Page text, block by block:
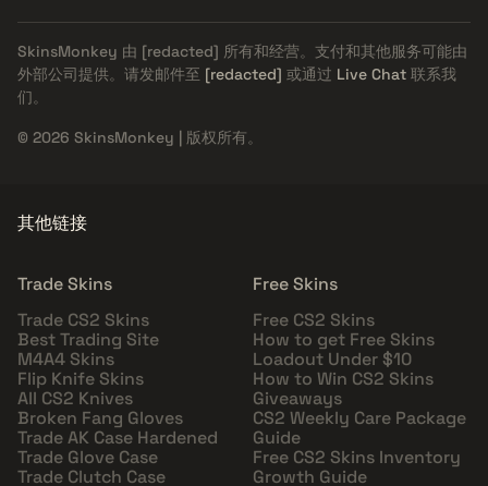
SkinsMonkey 由 [redacted] 所有和经营。支付和其他服务可能由
外部公司提供。请发邮件至 [redacted] 或通过 Live Chat 联系我
们。
© 2026 SkinsMonkey | 版权所有。
其他链接
Trade Skins
Trade CS2 Skins
Best Trading Site
M4A4 Skins
Flip Knife Skins
All CS2 Knives
Broken Fang Gloves
Trade AK Case Hardened
Trade Glove Case
Trade Clutch Case
Free Skins
Free CS2 Skins
How to get Free Skins
Loadout Under $10
How to Win CS2 Skins
Giveaways
CS2 Weekly Care Package
Guide
Free CS2 Skins Inventory
Growth Guide